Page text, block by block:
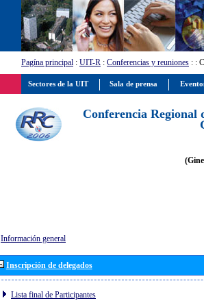
Pagína principal : UIT-R : Conferencias y reuniones : :
Conferencia Regional
Información general
Inscripción de delegados
Lista final de Participantes
Sectores de la UIT Sala de prensa